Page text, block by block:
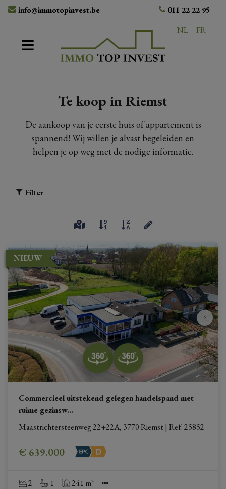
info@immotopinvest.be
011 22 22 95
NL
FR
Te koop in Riemst
De aankoop van je eerste huis of appartement is
spannend! Wij willen je alvast begeleiden en
helpen je op weg met de nodige informatie.
Filter
NIEUW
Commercieel uitstekend gelegen handelspand met
ruime gezinsw...
Maastrichtersteenweg 22+22A, 3770 Riemst | Ref: 25852
€ 639.000
2 1 241 m²